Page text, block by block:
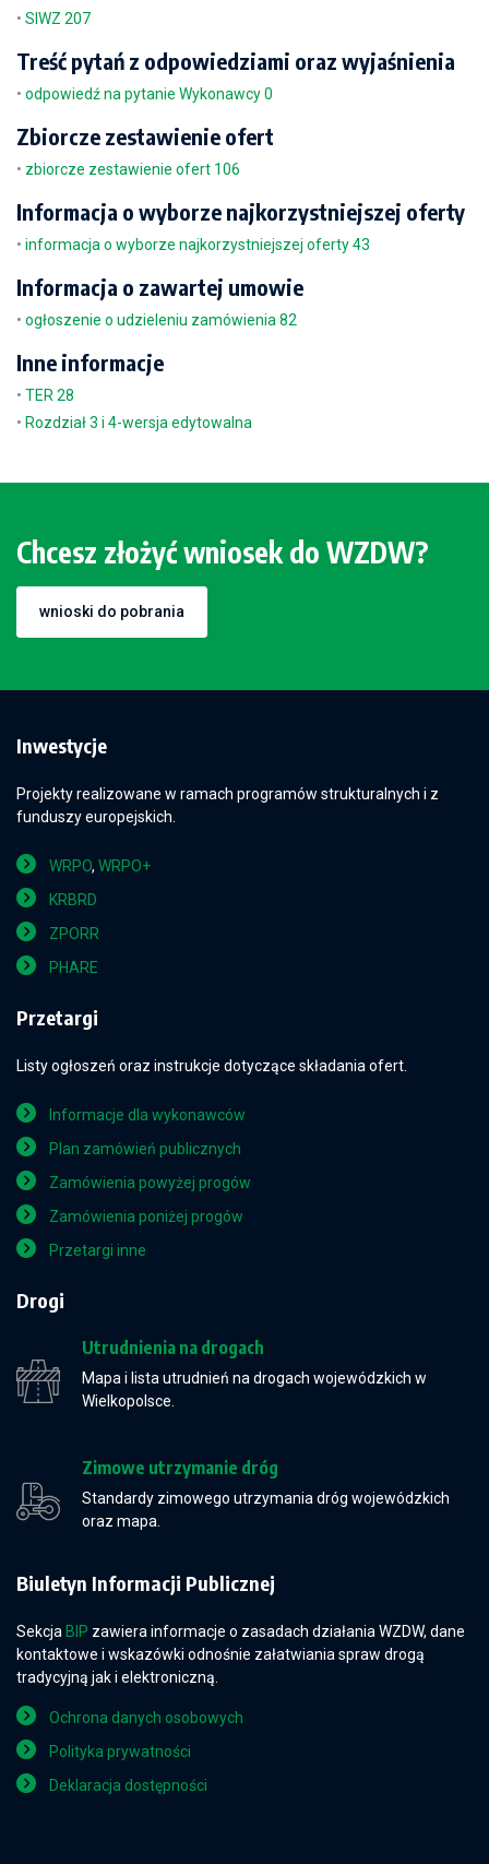
• SIWZ 207
Treść pytań z odpowiedziami oraz wyjaśnienia
• odpowiedź na pytanie Wykonawcy 0
Zbiorcze zestawienie ofert
• zbiorcze zestawienie ofert 106
Informacja o wyborze najkorzystniejszej oferty
• informacja o wyborze najkorzystniejszej oferty 43
Informacja o zawartej umowie
• ogłoszenie o udzieleniu zamówienia 82
Inne informacje
• TER 28
• Rozdział 3 i 4-wersja edytowalna
Chcesz złożyć wniosek do WZDW?
wnioski do pobrania
Inwestycje
Projekty realizowane w ramach programów strukturalnych i z
funduszy europejskich.
WRPO, WRPO+
KRBRD
ZPORR
PHARE
Przetargi
Listy ogłoszeń oraz instrukcje dotyczące składania ofert.
Informacje dla wykonawców
Plan zamówień publicznych
Zamówienia powyżej progów
Zamówienia poniżej progów
Przetargi inne
Drogi
Utrudnienia na drogach
Mapa i lista utrudnień na drogach wojewódzkich w
Wielkopolsce.
Zimowe utrzymanie dróg
Standardy zimowego utrzymania dróg wojewódzkich
oraz mapa.
Biuletyn Informacji Publicznej
Sekcja BIP zawiera informacje o zasadach działania WZDW, dane
kontaktowe i wskazówki odnośnie załatwiania spraw drogą
tradycyjną jak i elektroniczną.
Ochrona danych osobowych
Polityka prywatności
Deklaracja dostępności